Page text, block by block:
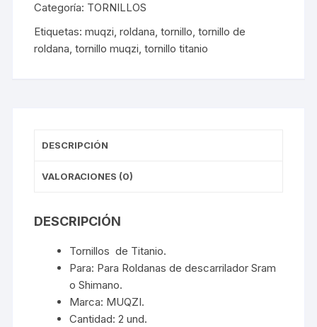
UND)
cantidad
Categoría: TORNILLOS
Etiquetas:muqzi,roldana,tornillo,tornillo de
roldana,tornillo muqzi,tornillo titanio
DESCRIPCIÓN
VALORACIONES (0)
DESCRIPCIÓN
Tornillos de Titanio.
Para: Para Roldanas de descarrilador Sram
o Shimano.
Marca: MUQZI.
Cantidad: 2 und.